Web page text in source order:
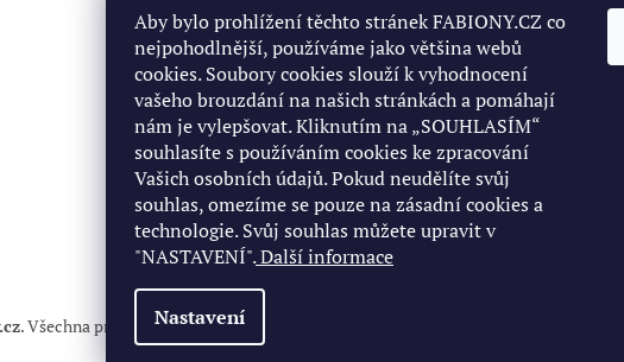
Aby bylo prohlížení těchto stránek FABIONY.CZ co
nejpohodlnější, používáme jako většina webů
cookies. Soubory cookies slouží k vyhodnocení
vašeho brouzdání na našich stránkách a pomáhají
nám je vylepšovat. Kliknutím na „SOUHLASÍM“
souhlasíte s používáním cookies ke zpracování
Vašich osobních údajů. Pokud neudělíte svůj
souhlas, omezíme se pouze na zásadní cookies a
technologie. Svůj souhlas můžete upravit v
"NASTAVENÍ".Další informace
Nastavení
fabiony @seznam.cz
+420732765499
https://www.facebook.c
om/profile.php?id=10006
4221272246
+420732765499
Osobní odběr ve Starém
Městě
Obchodní podmínky
Podmínky ochrany osobních
Reklamace
Napište nám
KONTAKT 732765499
. Všechna práva vyhrazena.